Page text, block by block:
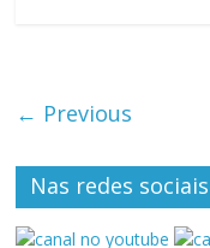
← Previous
Nas redes sociais